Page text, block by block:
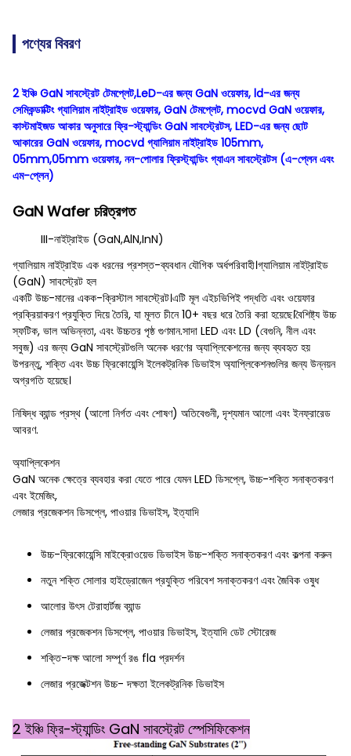
পণ্যের বিবরণ
2 ইঞ্চি GaN সাবস্ট্রেট টেমপ্লেট,LeD-এর জন্য GaN ওয়েফার, ld-এর জন্য
সেমিকন্ডাক্টিং গ্যালিয়াম নাইট্রাইড ওয়েফার, GaN টেমপ্লেট, mocvd GaN ওয়েফার,
কাস্টমাইজড আকার অনুসারে ফ্রি-স্ট্যান্ডিং GaN সাবস্ট্রেটস, LED-এর জন্য ছোট
আকারের GaN ওয়েফার, mocvd গ্যালিয়াম নাইট্রাইড 105mm,
05mm,05mm ওয়েফার, নন-পোলার ফ্রিস্ট্যান্ডিং গ্যাএন সাবস্ট্রেটস (এ-প্লেন এবং
এম-প্লেন)
GaN Wafer চরিত্রগত
III-নাইট্রাইড (GaN,AlN,InN)
গ্যালিয়াম নাইট্রাইড এক ধরনের প্রশস্ত-ব্যবধান যৌগিক অর্ধপরিবাহী।গ্যালিয়াম নাইট্রাইড
(GaN) সাবস্ট্রেট হল
একটি উচ্চ-মানের একক-ক্রিস্টাল সাবস্ট্রেট।এটি মূল এইচভিপিই পদ্ধতি এবং ওয়েফার
প্রক্রিয়াকরণ প্রযুক্তি দিয়ে তৈরি, যা মূলত চীনে 10+ বছর ধরে তৈরি করা হয়েছে।বৈশিষ্ট্য উচ্চ
স্ফটিক, ভাল অভিন্নতা, এবং উচ্চতর পৃষ্ঠ গুণমান.সাদা LED এবং LD (বেগুনি, নীল এবং
সবুজ) এর জন্য GaN সাবস্ট্রেটগুলি অনেক ধরণের অ্যাপ্লিকেশনের জন্য ব্যবহৃত হয়
উপরন্তু, শক্তি এবং উচ্চ ফ্রিকোয়েন্সি ইলেকট্রনিক ডিভাইস অ্যাপ্লিকেশনগুলির জন্য উন্নয়ন
অগ্রগতি হয়েছে।
নিষিদ্ধ ব্যান্ড প্রস্থ (আলো নির্গত এবং শোষণ) অতিবেগুনী, দৃশ্যমান আলো এবং ইনফ্রারেড
আবরণ.
অ্যাপ্লিকেশন
GaN অনেক ক্ষেত্রে ব্যবহার করা যেতে পারে যেমন LED ডিসপ্লে, উচ্চ-শক্তি সনাক্তকরণ
এবং ইমেজিং,
লেজার প্রজেকশন ডিসপ্লে, পাওয়ার ডিভাইস, ইত্যাদি
উচ্চ-ফ্রিকোয়েন্সি মাইক্রোওয়েভ ডিভাইস উচ্চ-শক্তি সনাক্তকরণ এবং কল্পনা করুন
নতুন শক্তি সোলার হাইড্রোজেন প্রযুক্তি পরিবেশ সনাক্তকরণ এবং জৈবিক ওষুধ
আলোর উৎস টেরাহার্টজ ব্যান্ড
লেজার প্রজেকশন ডিসপ্লে, পাওয়ার ডিভাইস, ইত্যাদি ডেট স্টোরেজ
শক্তি-দক্ষ আলো সম্পূর্ণ রঙ fla প্রদর্শন
লেজার প্রজেক্টশন উচ্চ- দক্ষতা ইলেকট্রনিক ডিভাইস
2 ইঞ্চি ফ্রি-স্ট্যান্ডিং GaN সাবস্ট্রেট স্পেসিফিকেশন